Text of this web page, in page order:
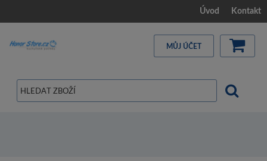
Úvod Kontakt
MŮJ ÚČET